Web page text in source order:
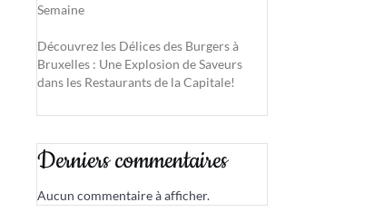
Semaine
Découvrez les Délices des Burgers à
Bruxelles : Une Explosion de Saveurs
dans les Restaurants de la Capitale!
Derniers commentaires
Aucun commentaire à afficher.